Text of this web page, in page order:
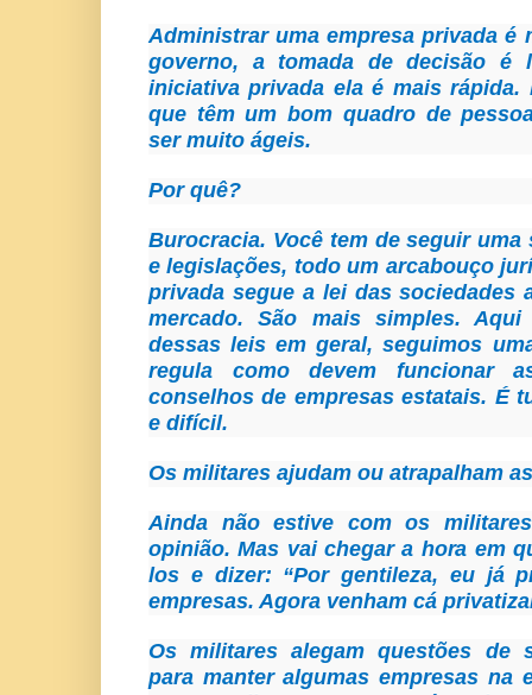
Administrar uma empresa privada é
governo, a tomada de decisão é
iniciativa privada ela é mais rápida.
que têm um bom quadro de
ser muito ágeis.
Por quê?
Burocracia. Você tem de seguir uma
e legislações, todo um arcabouço
privada segue a lei das sociedades
mercado. São mais simples.
dessas leis em geral, seguimos
regula como devem funcionar
conselhos de empresas estatais. É
e difícil.
Os militares ajudam ou atrapalham
Ainda não estive com os
opinião. Mas vai chegar a hora em
los e dizer: “Por gentileza, eu já
empresas. Agora venham cá
Os militares alegam questões de
para manter algumas empresas na